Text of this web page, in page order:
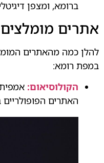
ברומא, ומצפן
אתרים
להלן כמה מהאתרים
במפת רומא:
הקולוסיאום:
האתרים הפופולריים